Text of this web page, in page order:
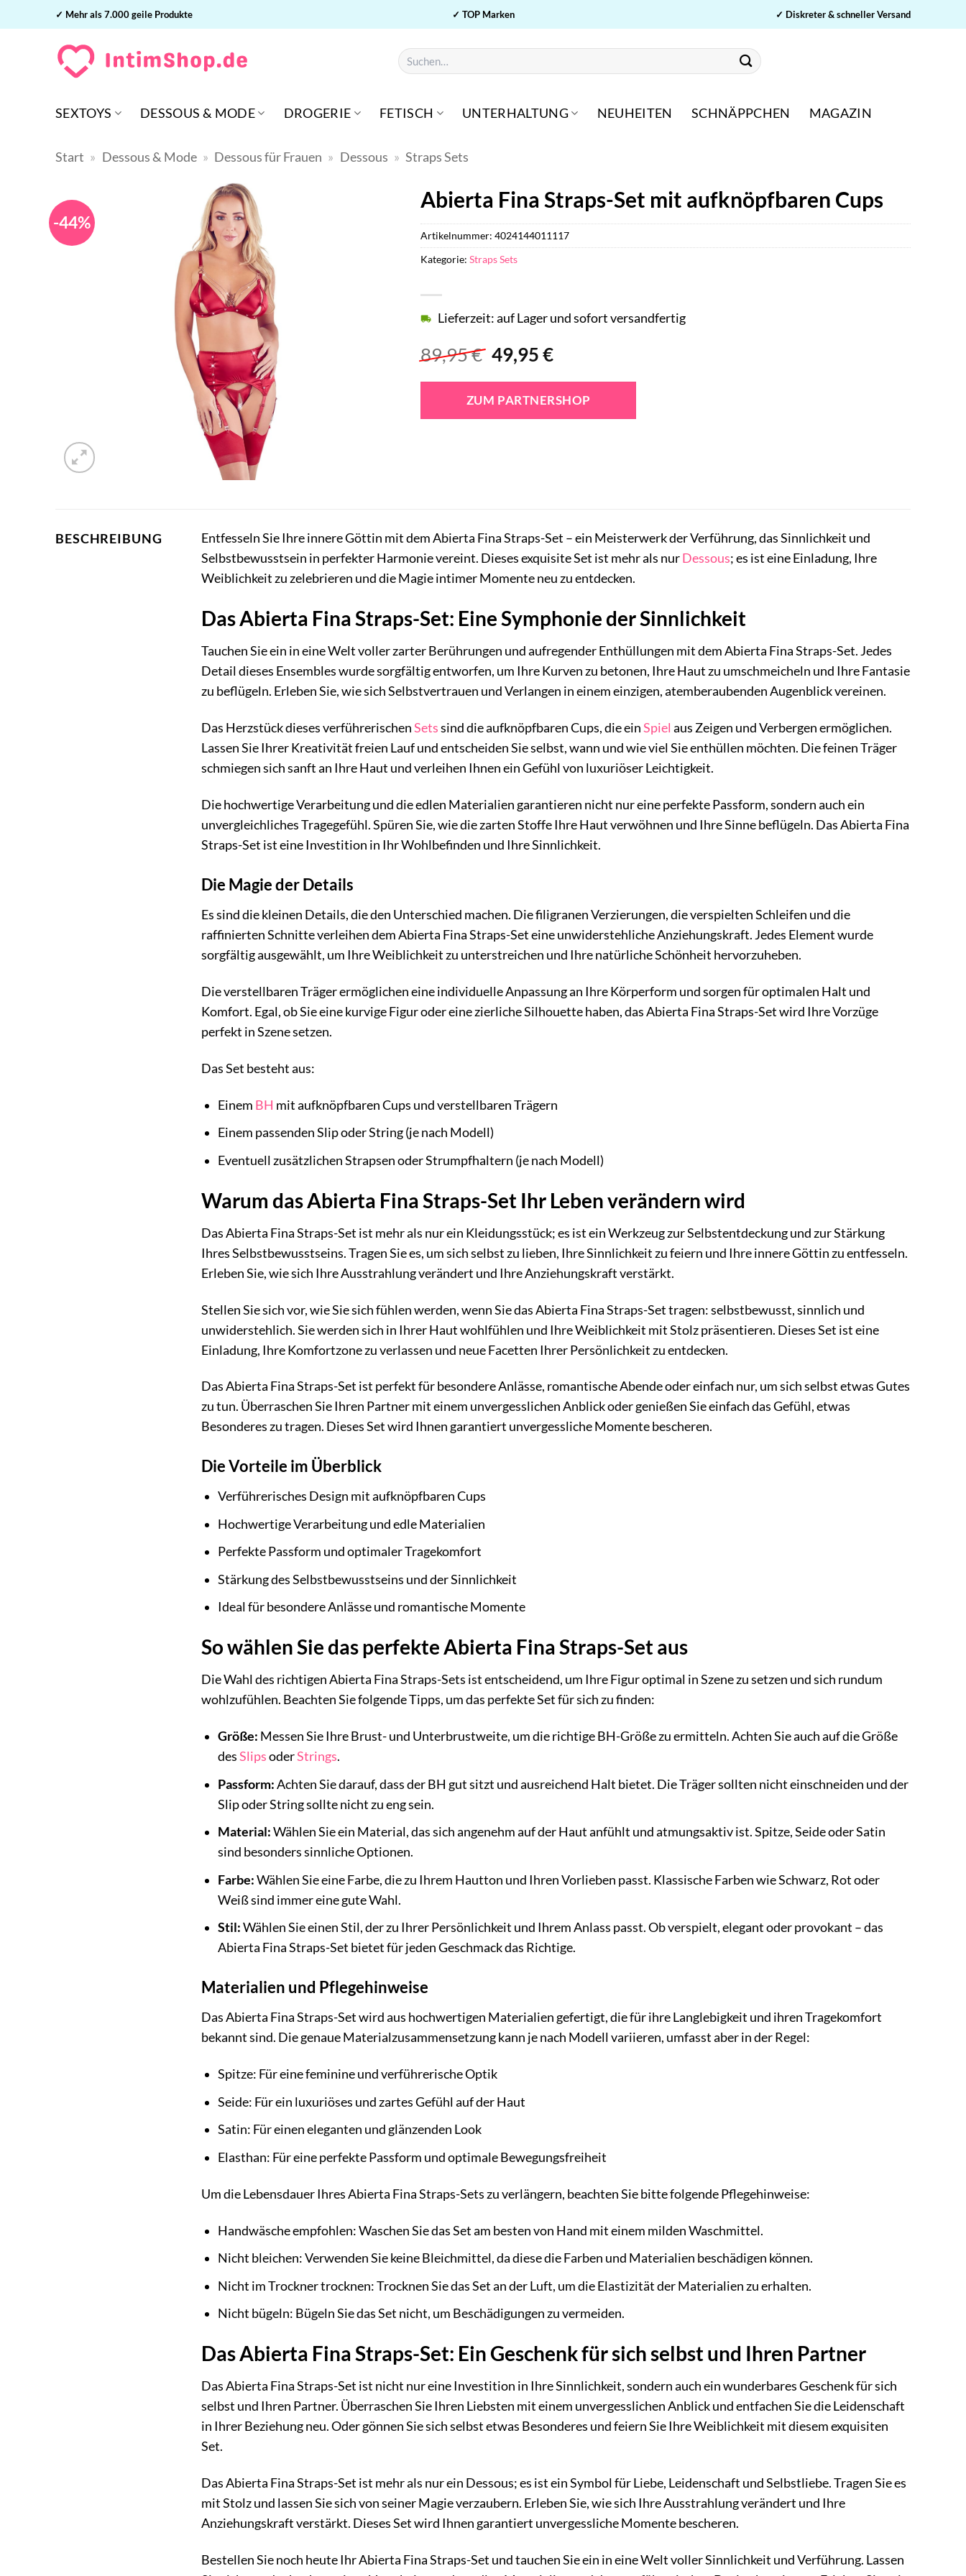
Inhalt
✓ Mehr als 7.000 geile Produkte ✓ TOP Marken ✓ Diskreter & schneller Versand
Suchen
nach:
SEXTOYS DESSOUS & MODE DROGERIE FETISCH UNTERHALTUNG NEUHEITEN SCHNÄPPCHEN MAGAZIN
Start » Dessous & Mode » Dessous für Frauen » Dessous » Straps Sets
-44%
Abierta Fina Straps-Set mit aufknöpfbaren Cups
89,95€ Ursprünglicher
Preis
war:
89,95 €
49,95€Aktueller
ist:
49,95 €.
Lieferzeit: auf Lager und sofort versandfertig
ZUM PARTNERSHOP
Artikelnummer:4024144011117
Kategorie:Straps Sets
BESCHREIBUNG
Entfesseln Sie Ihre innere Göttin mit dem Abierta Fina Straps-Set – ein Meisterwerk der Verführung, das Sinnlichkeit und
Selbstbewusstsein in perfekter Harmonie vereint. Dieses exquisite Set ist mehr als nurDessous; es ist eine Einladung, Ihre
Weiblichkeit zu zelebrieren und die Magie intimer Momente neu zu entdecken.
Das Abierta Fina Straps-Set: Eine Symphonie der Sinnlichkeit
Tauchen Sie ein in eine Welt voller zarter Berührungen und aufregender Enthüllungen mit dem Abierta Fina Straps-Set. Jedes
Detail dieses Ensembles wurde sorgfältig entworfen, um Ihre Kurven zu betonen, Ihre Haut zu umschmeicheln und Ihre Fantasie
zu beflügeln. Erleben Sie, wie sich Selbstvertrauen und Verlangen in einem einzigen, atemberaubenden Augenblick vereinen.
Das Herzstück dieses verführerischenSetssind die aufknöpfbaren Cups, die einSpiel aus Zeigen und Verbergen ermöglichen.
Lassen Sie Ihrer Kreativität freien Lauf und entscheiden Sie selbst, wann und wie viel Sie enthüllen möchten. Die feinen Träger
schmiegen sich sanft an Ihre Haut und verleihen Ihnen ein Gefühl von luxuriöser Leichtigkeit.
Die hochwertige Verarbeitung und die edlen Materialien garantieren nicht nur eine perfekte Passform, sondern auch ein
unvergleichliches Tragegefühl. Spüren Sie, wie die zarten Stoffe Ihre Haut verwöhnen und Ihre Sinne beflügeln. Das Abierta Fina
Straps-Set ist eine Investition in Ihr Wohlbefinden und Ihre Sinnlichkeit.
Die Magie der Details
Es sind die kleinen Details, die den Unterschied machen. Die filigranen Verzierungen, die verspielten Schleifen und die
raffinierten Schnitte verleihen dem Abierta Fina Straps-Set eine unwiderstehliche Anziehungskraft. Jedes Element wurde
sorgfältig ausgewählt, um Ihre Weiblichkeit zu unterstreichen und Ihre natürliche Schönheit hervorzuheben.
Die verstellbaren Träger ermöglichen eine individuelle Anpassung an Ihre Körperform und sorgen für optimalen Halt und
Komfort. Egal, ob Sie eine kurvige Figur oder eine zierliche Silhouette haben, das Abierta Fina Straps-Set wird Ihre Vorzüge
perfekt in Szene setzen.
Das Set besteht aus:
Einem BH mit aufknöpfbaren Cups und verstellbaren Trägern
Einem passenden Slip oder String (je nach Modell)
Eventuell zusätzlichen Strapsen oder Strumpfhaltern (je nach Modell)
Warum das Abierta Fina Straps-Set Ihr Leben verändern wird
Das Abierta Fina Straps-Set ist mehr als nur ein Kleidungsstück; es ist ein Werkzeug zur Selbstentdeckung und zur Stärkung
Ihres Selbstbewusstseins. Tragen Sie es, um sich selbst zu lieben, Ihre Sinnlichkeit zu feiern und Ihre innere Göttin zu entfesseln.
Erleben Sie, wie sich Ihre Ausstrahlung verändert und Ihre Anziehungskraft verstärkt.
Stellen Sie sich vor, wie Sie sich fühlen werden, wenn Sie das Abierta Fina Straps-Set tragen: selbstbewusst, sinnlich und
unwiderstehlich. Sie werden sich in Ihrer Haut wohlfühlen und Ihre Weiblichkeit mit Stolz präsentieren. Dieses Set ist eine
Einladung, Ihre Komfortzone zu verlassen und neue Facetten Ihrer Persönlichkeit zu entdecken.
Das Abierta Fina Straps-Set ist perfekt für besondere Anlässe, romantische Abende oder einfach nur, um sich selbst etwas Gutes
zu tun. Überraschen Sie Ihren Partner mit einem unvergesslichen Anblick oder genießen Sie einfach das Gefühl, etwas
Besonderes zu tragen. Dieses Set wird Ihnen garantiert unvergessliche Momente bescheren.
Die Vorteile im Überblick
Verführerisches Design mit aufknöpfbaren Cups
Hochwertige Verarbeitung und edle Materialien
Perfekte Passform und optimaler Tragekomfort
Stärkung des Selbstbewusstseins und der Sinnlichkeit
Ideal für besondere Anlässe und romantische Momente
So wählen Sie das perfekte Abierta Fina Straps-Set aus
Die Wahl des richtigen Abierta Fina Straps-Sets ist entscheidend, um Ihre Figur optimal in Szene zu setzen und sich rundum
wohlzufühlen. Beachten Sie folgende Tipps, um das perfekte Set für sich zu finden:
Größe: Messen Sie Ihre Brust- und Unterbrustweite, um die richtige BH-Größe zu ermitteln. Achten Sie auch auf die Größe
desSlipsoderStrings.
Passform:Achten Sie darauf, dass der BH gut sitzt und ausreichend Halt bietet. Die Träger sollten nicht einschneiden und der
Slip oder String sollte nicht zu eng sein.
Material:Wählen Sie ein Material, das sich angenehm auf der Haut anfühlt und atmungsaktiv ist. Spitze, Seide oder Satin
sind besonders sinnliche Optionen.
Farbe:Wählen Sie eine Farbe, die zu Ihrem Hautton und Ihren Vorlieben passt. Klassische Farben wie Schwarz, Rot oder
Weiß sind immer eine gute Wahl.
Stil:Wählen Sie einen Stil, der zu Ihrer Persönlichkeit und Ihrem Anlass passt. Ob verspielt, elegant oder provokant – das
Abierta Fina Straps-Set bietet für jeden Geschmack das Richtige.
Materialien und Pflegehinweise
Das Abierta Fina Straps-Set wird aus hochwertigen Materialien gefertigt, die für ihre Langlebigkeit und ihren Tragekomfort
bekannt sind. Die genaue Materialzusammensetzung kann je nach Modell variieren, umfasst aber in der Regel:
Spitze: Für eine feminine und verführerische Optik
Seide: Für ein luxuriöses und zartes Gefühl auf der Haut
Satin: Für einen eleganten und glänzenden Look
Elasthan: Für eine perfekte Passform und optimale Bewegungsfreiheit
Um die Lebensdauer Ihres Abierta Fina Straps-Sets zu verlängern, beachten Sie bitte folgende Pflegehinweise:
Handwäsche empfohlen: Waschen Sie das Set am besten von Hand mit einem milden Waschmittel.
Nicht bleichen: Verwenden Sie keine Bleichmittel, da diese die Farben und Materialien beschädigen können.
Nicht im Trockner trocknen: Trocknen Sie das Set an der Luft, um die Elastizität der Materialien zu erhalten.
Nicht bügeln: Bügeln Sie das Set nicht, um Beschädigungen zu vermeiden.
Das Abierta Fina Straps-Set: Ein Geschenk für sich selbst und Ihren Partner
Das Abierta Fina Straps-Set ist nicht nur eine Investition in Ihre Sinnlichkeit, sondern auch ein wunderbares Geschenk für sich
selbst und Ihren Partner. Überraschen Sie Ihren Liebsten mit einem unvergesslichen Anblick und entfachen Sie die Leidenschaft
in Ihrer Beziehung neu. Oder gönnen Sie sich selbst etwas Besonderes und feiern Sie Ihre Weiblichkeit mit diesem exquisiten
Set.
Das Abierta Fina Straps-Set ist mehr als nur ein Dessous; es ist ein Symbol für Liebe, Leidenschaft und Selbstliebe. Tragen Sie es
mit Stolz und lassen Sie sich von seiner Magie verzaubern. Erleben Sie, wie sich Ihre Ausstrahlung verändert und Ihre
Anziehungskraft verstärkt. Dieses Set wird Ihnen garantiert unvergessliche Momente bescheren.
Bestellen Sie noch heute Ihr Abierta Fina Straps-Set und tauchen Sie ein in eine Welt voller Sinnlichkeit und Verführung. Lassen